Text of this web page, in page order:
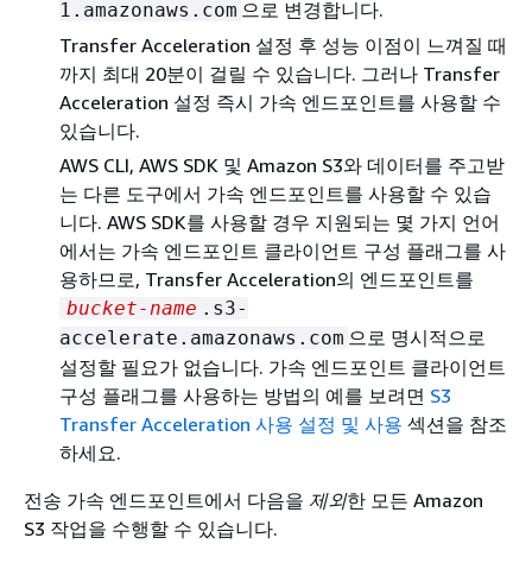
1.amazonaws.com 으로 변경합니다.
Transfer Acceleration 설정 후 성능 이점이 느껴질 때
까지 최대 20분이 걸릴 수 있습니다. 그러나 Transfer
Acceleration 설정 즉시 가속 엔드포인트를 사용할 수
있습니다.
AWS CLI, AWS SDK 및 Amazon S3와 데이터를 주고받
는 다른 도구에서 가속 엔드포인트를 사용할 수 있습
니다. AWS SDK를 사용할 경우 지원되는 몇 가지 언어
에서는 가속 엔드포인트 클라이언트 구성 플래그를 사
용하므로, Transfer Acceleration의 엔드포인트를
bucket-name .s3-
accelerate.amazonaws.com 으로 명시적으로
설정할 필요가 없습니다. 가속 엔드포인트 클라이언트
구성 플래그를 사용하는 방법의 예를 보려면 S3
Transfer Acceleration 사용 설정 및 사용 섹션을 참조
하세요.
전송 가속 엔드포인트에서 다음을 제외한 모든 Amazon
S3 작업을 수행할 수 있습니다.